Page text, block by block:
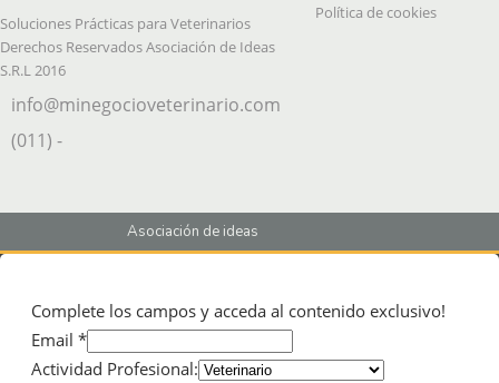
Soluciones Prácticas para Veterinarios
Derechos Reservados Asociación de Ideas
S.R.L 2016
info@minegocioveterinario.com
(011) -
Política de cookies
Asociación de ideas
Complete los campos y acceda al contenido exclusivo!
Email *
Actividad Profesional: